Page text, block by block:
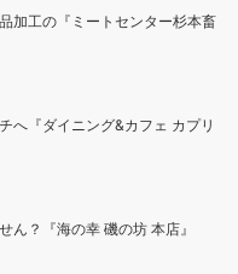
加工の『ミートセンター杉本畜
へ『ダイニング&カフェ カプリ
ん？『海の幸 磯の坊 本店』